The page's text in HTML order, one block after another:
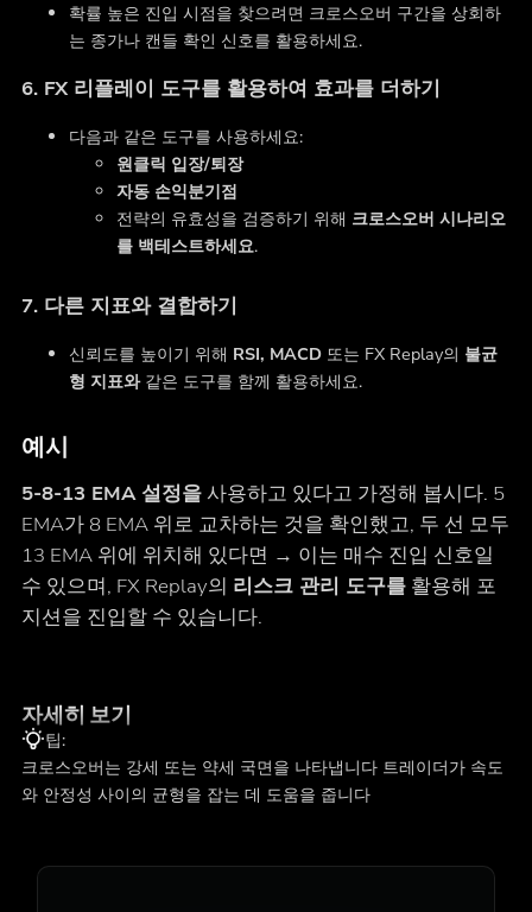
확률 높은 진입 시점을 찾으려면 크로스오버 구간을 상회하
는 종가나 캔들 확인 신호를 활용하세요.
6. FX 리플레이 도구를 활용하여 효과를 더하기
다음과 같은 도구를 사용하세요:
원클릭 입장/퇴장
자동 손익분기점
전략의 유효성을 검증하기 위해 크로스오버 시나리오
를 백테스트하세요.
7. 다른 지표와 결합하기
신뢰도를 높이기 위해 RSI, MACD또는 FX Replay의 불균
형 지표와같은 도구를 함께 활용하세요.
예시
5-8-13 EMA 설정을사용하고 있다고 가정해 봅시다. 5
EMA가 8 EMA 위로 교차하는 것을 확인했고, 두 선 모두
13 EMA 위에 위치해 있다면 → 이는 매수 진입 신호일
수 있으며, FX Replay의 리스크 관리 도구를활용해 포
지션을 진입할 수 있습니다.
자세히 보기
팁:
크로스오버는 강세 또는 약세 국면을 나타냅니다 트레이더가 속도
와 안정성 사이의 균형을 잡는 데 도움을 줍니다